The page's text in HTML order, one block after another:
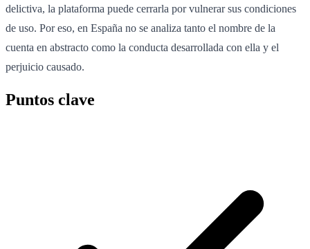
delictiva, la plataforma puede cerrarla por vulnerar sus condiciones
de uso. Por eso, en España no se analiza tanto el nombre de la
cuenta en abstracto como la conducta desarrollada con ella y el
perjuicio causado.
Puntos clave